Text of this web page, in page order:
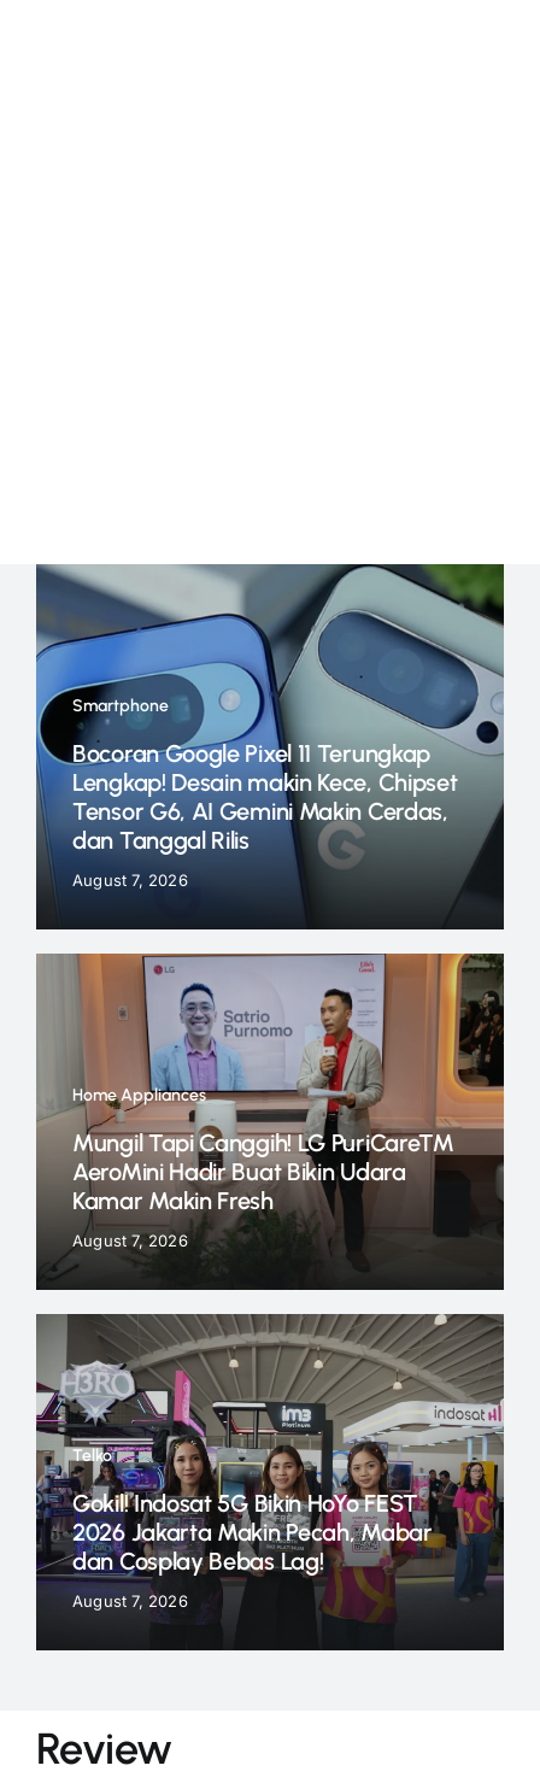
Smartphone
Bocoran Google Pixel 11 Terungkap
Lengkap! Desain makin Kece, Chipset
Tensor G6, AI Gemini Makin Cerdas,
dan Tanggal Rilis
August 7, 2026
Home Appliances
Mungil Tapi Canggih! LG PuriCare™
AeroMini Hadir Buat Bikin Udara
Kamar Makin Fresh
August 7, 2026
Telko
Gokil! Indosat 5G Bikin HoYo FEST
2026 Jakarta Makin Pecah, Mabar
dan Cosplay Bebas Lag!
August 7, 2026
Review